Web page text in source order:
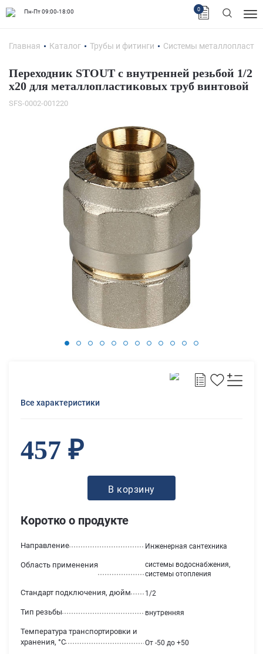
Пн-Пт 09:00-18:00 0
Главная Каталог Трубы и фитинги Системы
Переходник STOUT с внутренней резьбой 1/2
х20 для металлопластиковых труб винтовой
SFS-0002-001220
Коротко о продукте
Температура транспортировки и
хранения, °С
От -50 до +50
Направление Инженерная сантехника
Область применения
системы водоснабжения,
системы отопления
Стандарт подключения, дюйм 1/2
Тип резьбы внутренняя
Все характеристики
457 ₽
В корзину